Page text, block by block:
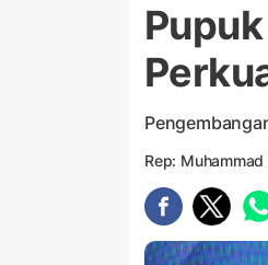
Rep: